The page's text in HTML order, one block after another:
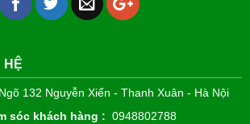
HỆ
132 Nguyễn Xiển - Thanh Xuân - Hà Nội
sóc khách hàng : 0948802788